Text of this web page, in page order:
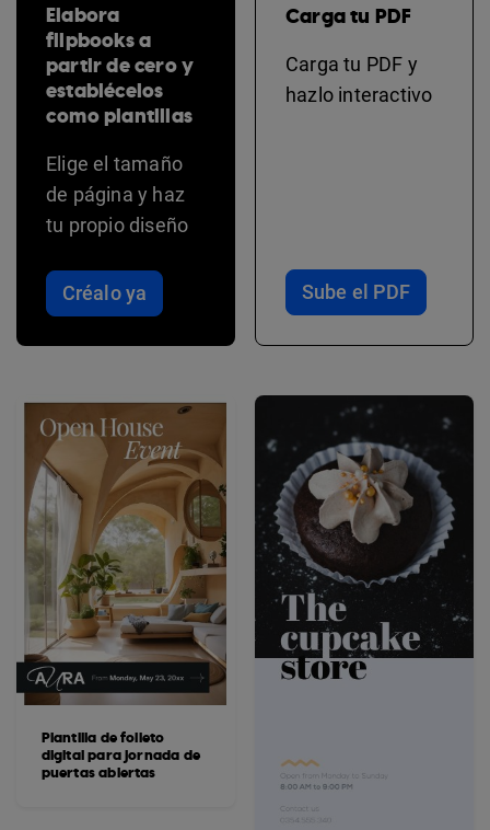
Elabora
flipbooks a
partir de cero y
establécelos
como plantillas
Elige el tamaño
de página y haz
tu propio diseño
Créalo ya
Carga tu PDF
Carga tu PDF y
hazlo interactivo
Sube el PDF
Plantilla de folleto
digital para jornada de
puertas abiertas